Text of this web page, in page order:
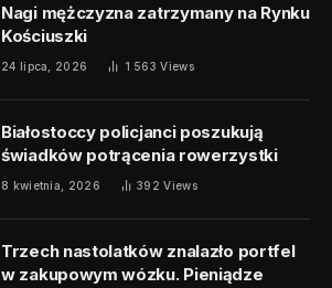
Nagi mężczyzna zatrzymany na Rynku
Kościuszki
24 lipca, 2026 1 563Views
Białostoccy policjanci poszukują
świadków potrącenia rowerzystki
8 kwietnia, 2026 392Views
Trzech nastolatków znalazło portfel
w zakupowym wózku. Pieniądze